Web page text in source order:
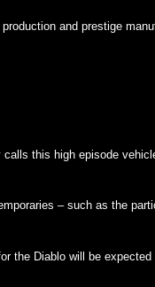
and prestige
calls this high episode
– such as the
the Diablo will be expected